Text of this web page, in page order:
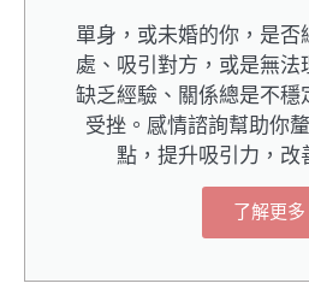
單身，或未婚的你，是否
處、吸引對方，或是無法
缺乏經驗、關係總是不穩
受挫。感情諮詢幫助你
點，提升吸引力，改
了解更多